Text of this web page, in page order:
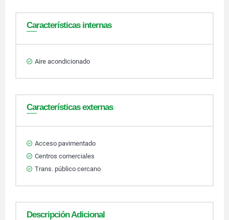
Características internas
Aire acondicionado
Características externas
Acceso pavimentado
Centros comerciales
Trans. público cercano
Descripción Adicional